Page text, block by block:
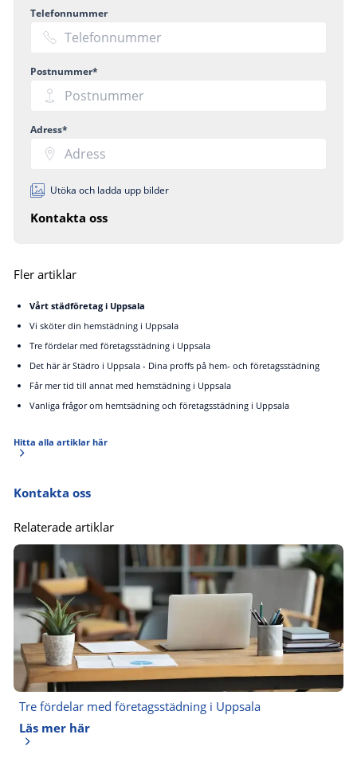
Telefonnummer
Postnummer*
Adress*
Utöka och ladda upp bilder
Kontakta oss
Fler artiklar
Vårt städföretag i Uppsala
Vi sköter din hemstädning i Uppsala
Tre fördelar med företagsstädning i Uppsala
Det här är Städro i Uppsala - Dina proffs på hem- och företagsstädning
Får mer tid till annat med hemstädning i Uppsala
Vanliga frågor om hemtsädning och företagsstädning i Uppsala
Hitta alla artiklar här
Kontakta oss
Relaterade artiklar
Tre fördelar med företagsstädning i Uppsala
Läs mer här